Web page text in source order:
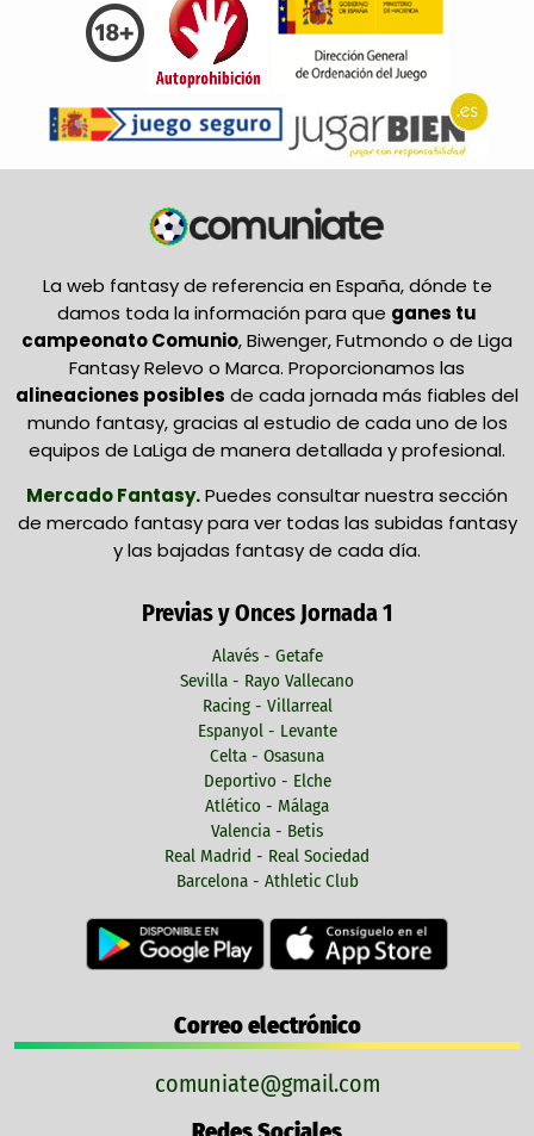
La web fantasy de referencia en España, dónde te
damos toda la información para que ganes tu
campeonato Comunio, Biwenger, Futmondo o de Liga
Fantasy Relevo o Marca. Proporcionamos las
alineaciones posibles de cada jornada más fiables del
mundo fantasy, gracias al estudio de cada uno de los
equipos de LaLiga de manera detallada y profesional.
Mercado Fantasy.Puedes consultar nuestra sección
de mercado fantasy para ver todas las subidas fantasy
y las bajadas fantasy de cada día.
Previas y Onces Jornada 1
Alavés - Getafe
Sevilla - Rayo Vallecano
Racing - Villarreal
Espanyol - Levante
Celta - Osasuna
Deportivo - Elche
Atlético - Málaga
Valencia - Betis
Real Madrid - Real Sociedad
Barcelona - Athletic Club
Correo electrónico
comuniate@gmail.com